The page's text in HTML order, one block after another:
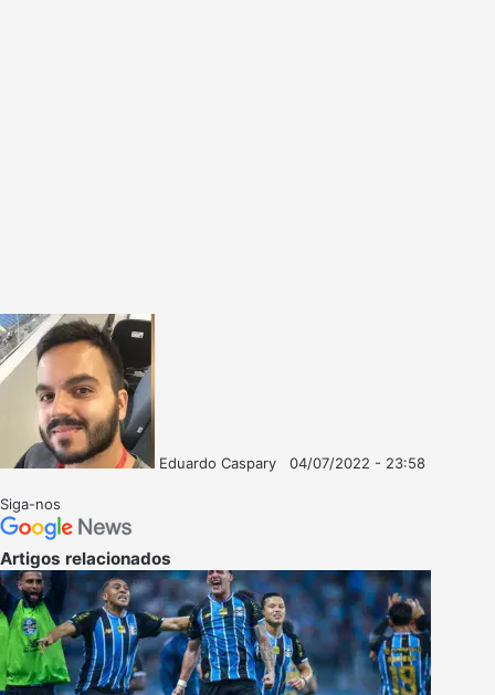
Eduardo Caspary
04/07/2022 - 23:58
Siga-nos
Artigos relacionados